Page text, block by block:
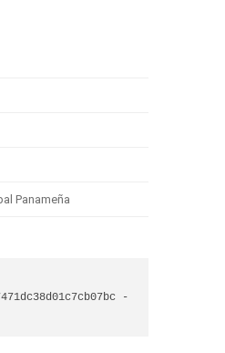
Panameña
-